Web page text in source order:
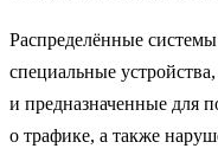
Распределённые
специальные
и предназначенные для
о трафике, а также